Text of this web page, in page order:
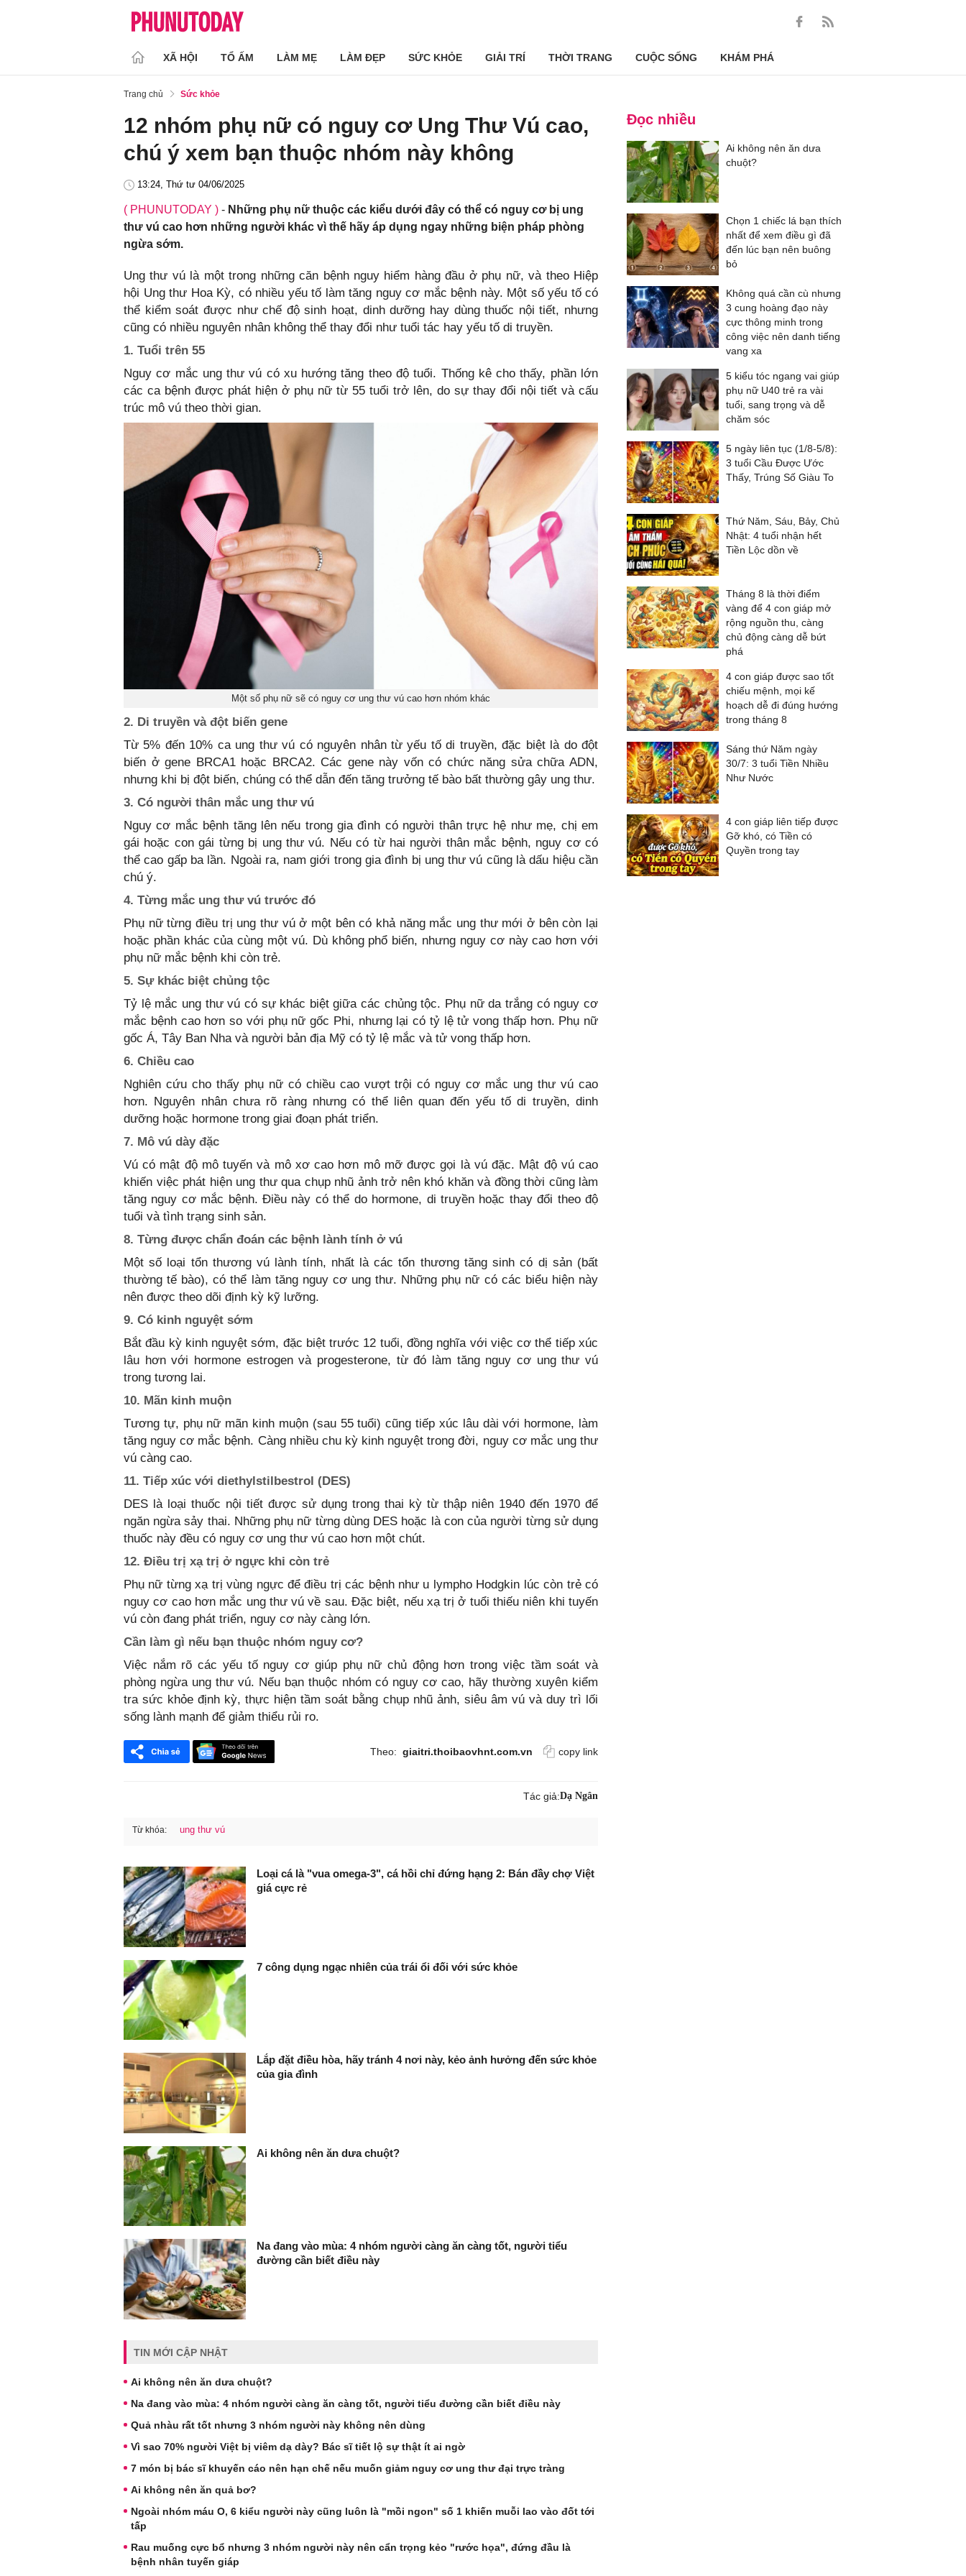
XÃ HỘI TỔ ẤM LÀM MẸ LÀM ĐẸP SỨC KHỎE GIẢI TRÍ THỜI TRANG CUỘC SỐNG KHÁM PHÁ
Trang chủ Sức khỏe
12 nhóm phụ nữ có nguy cơ Ung Thư Vú cao,
chú ý xem bạn thuộc nhóm này không
13:24, Thứ tư 04/06/2025
( PHUNUTODAY ) - Những phụ nữ thuộc các kiểu dưới đây có thể có nguy cơ bị ung
thư vú cao hơn những người khác vì thế hãy áp dụng ngay những biện pháp phòng
ngừa sớm.
Ung thư vú là một trong những căn bệnh nguy hiểm hàng đầu ở phụ nữ, và theo Hiệp
hội Ung thư Hoa Kỳ, có nhiều yếu tố làm tăng nguy cơ mắc bệnh này. Một số yếu tố có
thể kiểm soát được như chế độ sinh hoạt, dinh dưỡng hay dùng thuốc nội tiết, nhưng
cũng có nhiều nguyên nhân không thể thay đổi như tuổi tác hay yếu tố di truyền.
1. Tuổi trên 55
Nguy cơ mắc ung thư vú có xu hướng tăng theo độ tuổi. Thống kê cho thấy, phần lớn
các ca bệnh được phát hiện ở phụ nữ từ 55 tuổi trở lên, do sự thay đổi nội tiết và cấu
trúc mô vú theo thời gian.
Một số phụ nữ sẽ có nguy cơ ung thư vú cao hơn nhóm khác
2. Di truyền và đột biến gene
Từ 5% đến 10% ca ung thư vú có nguyên nhân từ yếu tố di truyền, đặc biệt là do đột
biến ở gene BRCA1 hoặc BRCA2. Các gene này vốn có chức năng sửa chữa ADN,
nhưng khi bị đột biến, chúng có thể dẫn đến tăng trưởng tế bào bất thường gây ung thư.
3. Có người thân mắc ung thư vú
Nguy cơ mắc bệnh tăng lên nếu trong gia đình có người thân trực hệ như mẹ, chị em
gái hoặc con gái từng bị ung thư vú. Nếu có từ hai người thân mắc bệnh, nguy cơ có
thể cao gấp ba lần. Ngoài ra, nam giới trong gia đình bị ung thư vú cũng là dấu hiệu cần
chú ý.
4. Từng mắc ung thư vú trước đó
Phụ nữ từng điều trị ung thư vú ở một bên có khả năng mắc ung thư mới ở bên còn lại
hoặc phần khác của cùng một vú. Dù không phổ biến, nhưng nguy cơ này cao hơn với
phụ nữ mắc bệnh khi còn trẻ.
5. Sự khác biệt chủng tộc
Tỷ lệ mắc ung thư vú có sự khác biệt giữa các chủng tộc. Phụ nữ da trắng có nguy cơ
mắc bệnh cao hơn so với phụ nữ gốc Phi, nhưng lại có tỷ lệ tử vong thấp hơn. Phụ nữ
gốc Á, Tây Ban Nha và người bản địa Mỹ có tỷ lệ mắc và tử vong thấp hơn.
6. Chiều cao
Nghiên cứu cho thấy phụ nữ có chiều cao vượt trội có nguy cơ mắc ung thư vú cao
hơn. Nguyên nhân chưa rõ ràng nhưng có thể liên quan đến yếu tố di truyền, dinh
dưỡng hoặc hormone trong giai đoạn phát triển.
7. Mô vú dày đặc
Vú có mật độ mô tuyến và mô xơ cao hơn mô mỡ được gọi là vú đặc. Mật độ vú cao
khiến việc phát hiện ung thư qua chụp nhũ ảnh trở nên khó khăn và đồng thời cũng làm
tăng nguy cơ mắc bệnh. Điều này có thể do hormone, di truyền hoặc thay đổi theo độ
tuổi và tình trạng sinh sản.
8. Từng được chẩn đoán các bệnh lành tính ở vú
Một số loại tổn thương vú lành tính, nhất là các tổn thương tăng sinh có dị sản (bất
thường tế bào), có thể làm tăng nguy cơ ung thư. Những phụ nữ có các biểu hiện này
nên được theo dõi định kỳ kỹ lưỡng.
9. Có kinh nguyệt sớm
Bắt đầu kỳ kinh nguyệt sớm, đặc biệt trước 12 tuổi, đồng nghĩa với việc cơ thể tiếp xúc
lâu hơn với hormone estrogen và progesterone, từ đó làm tăng nguy cơ ung thư vú
trong tương lai.
10. Mãn kinh muộn
Tương tự, phụ nữ mãn kinh muộn (sau 55 tuổi) cũng tiếp xúc lâu dài với hormone, làm
tăng nguy cơ mắc bệnh. Càng nhiều chu kỳ kinh nguyệt trong đời, nguy cơ mắc ung thư
vú càng cao.
11. Tiếp xúc với diethylstilbestrol (DES)
DES là loại thuốc nội tiết được sử dụng trong thai kỳ từ thập niên 1940 đến 1970 để
ngăn ngừa sảy thai. Những phụ nữ từng dùng DES hoặc là con của người từng sử dụng
thuốc này đều có nguy cơ ung thư vú cao hơn một chút.
12. Điều trị xạ trị ở ngực khi còn trẻ
Phụ nữ từng xạ trị vùng ngực để điều trị các bệnh như u lympho Hodgkin lúc còn trẻ có
nguy cơ cao hơn mắc ung thư vú về sau. Đặc biệt, nếu xạ trị ở tuổi thiếu niên khi tuyến
vú còn đang phát triển, nguy cơ này càng lớn.
Cần làm gì nếu bạn thuộc nhóm nguy cơ?
Việc nắm rõ các yếu tố nguy cơ giúp phụ nữ chủ động hơn trong việc tầm soát và
phòng ngừa ung thư vú. Nếu bạn thuộc nhóm có nguy cơ cao, hãy thường xuyên kiểm
tra sức khỏe định kỳ, thực hiện tầm soát bằng chụp nhũ ảnh, siêu âm vú và duy trì lối
sống lành mạnh để giảm thiểu rủi ro.
Theo: giaitri.thoibaovhnt.com.vn copy link
Tác giả:Dạ Ngân
Từ khóa: ung thư vú
Loại cá là "vua omega-3", cá hồi chỉ đứng hạng 2: Bán đầy chợ Việt
giá cực rẻ
7 công dụng ngạc nhiên của trái ổi đối với sức khỏe
Lắp đặt điều hòa, hãy tránh 4 nơi này, kẻo ảnh hưởng đến sức khỏe
của gia đình
Ai không nên ăn dưa chuột?
Na đang vào mùa: 4 nhóm người càng ăn càng tốt, người tiểu
đường cần biết điều này
TIN MỚI CẬP NHẬT
Ai không nên ăn dưa chuột?
Na đang vào mùa: 4 nhóm người càng ăn càng tốt, người tiểu đường cần biết điều này
Quả nhàu rất tốt nhưng 3 nhóm người này không nên dùng
Vì sao 70% người Việt bị viêm dạ dày? Bác sĩ tiết lộ sự thật ít ai ngờ
7 món bị bác sĩ khuyến cáo nên hạn chế nếu muốn giảm nguy cơ ung thư đại trực tràng
Ai không nên ăn quả bơ?
Ngoài nhóm máu O, 6 kiểu người này cũng luôn là "mồi ngon" số 1 khiến muỗi lao vào đốt tới
tấp
Rau muống cực bổ nhưng 3 nhóm người này nên cẩn trọng kẻo "rước họa", đứng đầu là
bệnh nhân tuyến giáp
Đọc nhiều
Ai không nên ăn dưa
chuột?
Chọn 1 chiếc lá bạn thích
nhất để xem điều gì đã
đến lúc bạn nên buông
bỏ
Không quá cần cù nhưng
3 cung hoàng đạo này
cực thông minh trong
công việc nên danh tiếng
vang xa
5 kiểu tóc ngang vai giúp
phụ nữ U40 trẻ ra vài
tuổi, sang trọng và dễ
chăm sóc
5 ngày liên tục (1/8-5/8):
3 tuổi Cầu Được Ước
Thấy, Trúng Số Giàu To
Thứ Năm, Sáu, Bảy, Chủ
Nhật: 4 tuổi nhận hết
Tiền Lộc dồn về
Tháng 8 là thời điểm
vàng để 4 con giáp mở
rộng nguồn thu, càng
chủ động càng dễ bứt
phá
4 con giáp được sao tốt
chiếu mệnh, mọi kế
hoạch dễ đi đúng hướng
trong tháng 8
Sáng thứ Năm ngày
30/7: 3 tuổi Tiền Nhiều
Như Nước
4 con giáp liên tiếp được
Gỡ khó, có Tiền có
Quyền trong tay